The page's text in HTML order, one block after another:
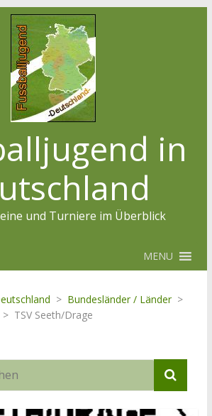
in
und Turniere im Überblick
MENU
> Bundesländer / Länder >
> TSV Seeth/Drage